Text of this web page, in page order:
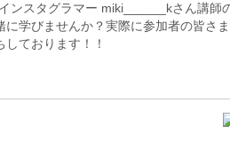
ンスタグラマー miki______kさん講師
に学びませんか？実際に参加者の皆さ
ております！！